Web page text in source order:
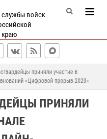
войск
приняли участие в
«Цифровой прорыв-2020»
ПРИНЯЛИ